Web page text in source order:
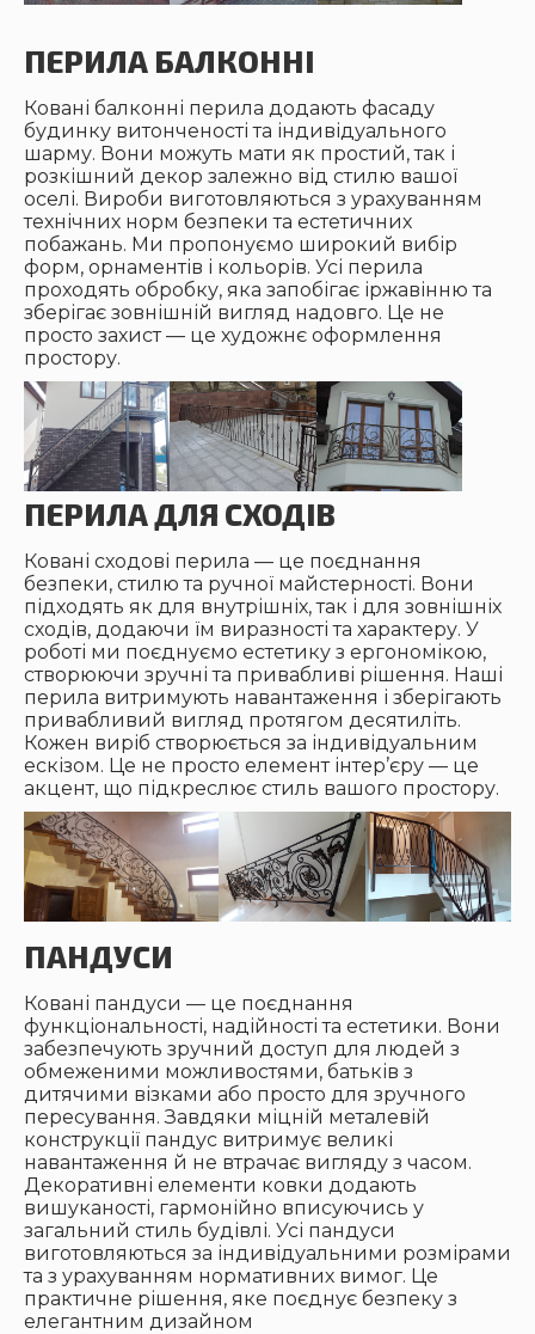
ПЕРИЛА БАЛКОННІ
Ковані балконні перила додають фасаду
будинку витонченості та індивідуального
шарму. Вони можуть мати як простий, так і
розкішний декор залежно від стилю вашої
оселі. Вироби виготовляються з урахуванням
технічних норм безпеки та естетичних
побажань. Ми пропонуємо широкий вибір
форм, орнаментів і кольорів. Усі перила
проходять обробку, яка запобігає іржавінню та
зберігає зовнішній вигляд надовго. Це не
просто захист — це художнє оформлення
простору.
ПЕРИЛА ДЛЯ СХОДІВ
Ковані сходові перила — це поєднання
безпеки, стилю та ручної майстерності. Вони
підходять як для внутрішніх, так і для зовнішніх
сходів, додаючи їм виразності та характеру. У
роботі ми поєднуємо естетику з ергономікою,
створюючи зручні та привабливі рішення. Наші
перила витримують навантаження і зберігають
привабливий вигляд протягом десятиліть.
Кожен виріб створюється за індивідуальним
ескізом. Це не просто елемент інтер’єру — це
акцент, що підкреслює стиль вашого простору.
ПАНДУСИ
Ковані пандуси — це поєднання
функціональності, надійності та естетики. Вони
забезпечують зручний доступ для людей з
обмеженими можливостями, батьків з
дитячими візками або просто для зручного
пересування. Завдяки міцній металевій
конструкції пандус витримує великі
навантаження й не втрачає вигляду з часом.
Декоративні елементи ковки додають
вишуканості, гармонійно вписуючись у
загальний стиль будівлі. Усі пандуси
виготовляються за індивідуальними розмірами
та з урахуванням нормативних вимог. Це
практичне рішення, яке поєднує безпеку з
елегантним дизайном